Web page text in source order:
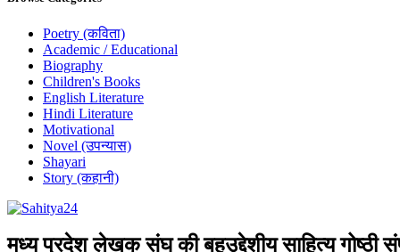
Poetry (कविता)
Academic / Educational
Biography
Children's Books
English Literature
Hindi Literature
Motivational
Novel (उपन्यास)
Shayari
Story (कहानी)
Where Every Writer Finds a Voice
मध्य प्रदेश लेखक संघ की बहुउद्देशीय साहित्य गोष्ठी